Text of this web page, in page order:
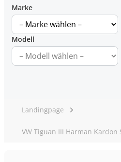
Marke
Modell
Landingpage
VW Tiguan III Harman Kardon